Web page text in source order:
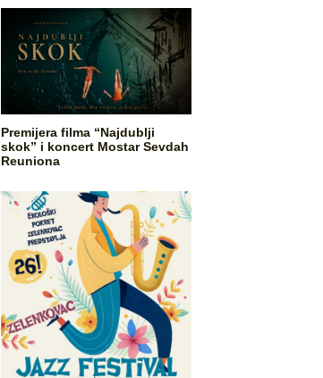
Premijera filma “Najdublji
skok” i koncert Mostar Sevdah
Reuniona